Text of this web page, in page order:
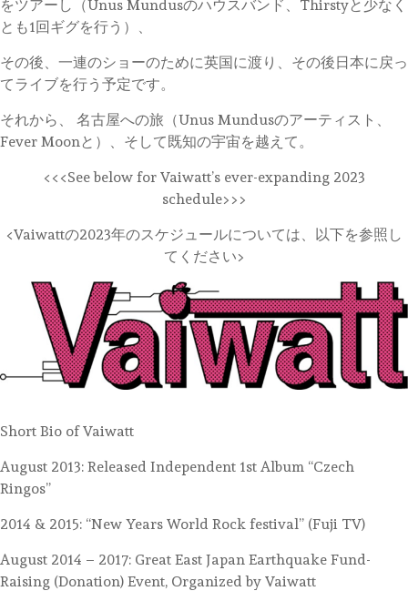
をツアーし（Unus Mundusのハウスバンド、Thirstyと少なく
とも1回ギグを行う）、
その後、一連のショーのために英国に渡り、その後日本に戻っ
てライブを行う予定です。
それから、 名古屋への旅（Unus Mundusのアーティスト、
Fever Moonと）、そして既知の宇宙を越えて。
<<<See below for Vaiwatt’s ever-expanding 2023
schedule>>>
<Vaiwattの2023年のスケジュールについては、以下を参照し
てください>
Short Bio of Vaiwatt
August 2013: Released Independent 1st Album “Czech
Ringos”
2014 & 2015: “New Years World Rock festival” (Fuji TV)
August 2014 – 2017: Great East Japan Earthquake Fund-
Raising (Donation) Event, Organized by Vaiwatt